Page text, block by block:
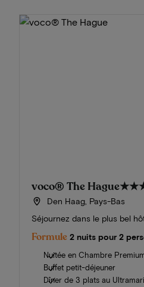
voco® The Hague
Den Haag, Pays-Bas
Séjournez dans le plus bel
Formule 2 nuits pour 2
Nuitée en Chambre
Buffet petit-déjeuner
Dîner de 3 plats au